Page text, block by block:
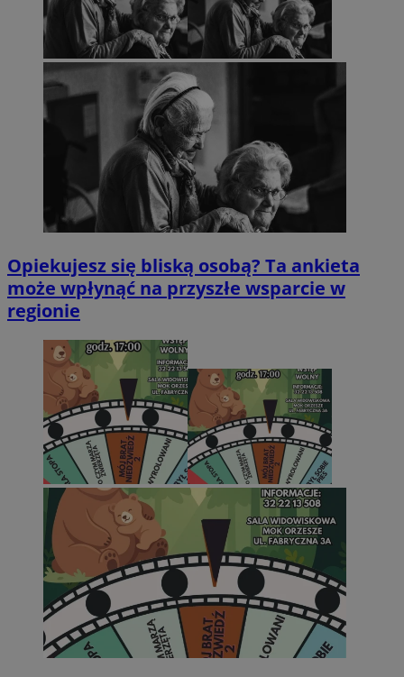
Opiekujesz się bliską osobą? Ta ankieta
może wpłynąć na przyszłe wsparcie w
regionie